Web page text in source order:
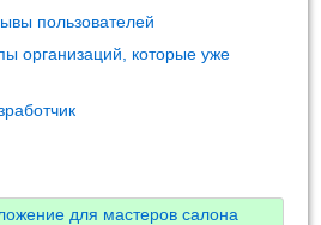
пользователей
организаций, которые уже
для мастеров салона